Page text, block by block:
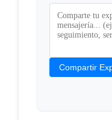
Compartir